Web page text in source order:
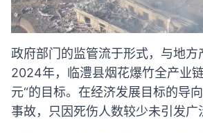
政府部门的监管流于形式，与地方
2024年，临澧县烟花爆竹全产业
元“的目标。在经济发展目标的导
事故，只因死伤人数较少未引发广